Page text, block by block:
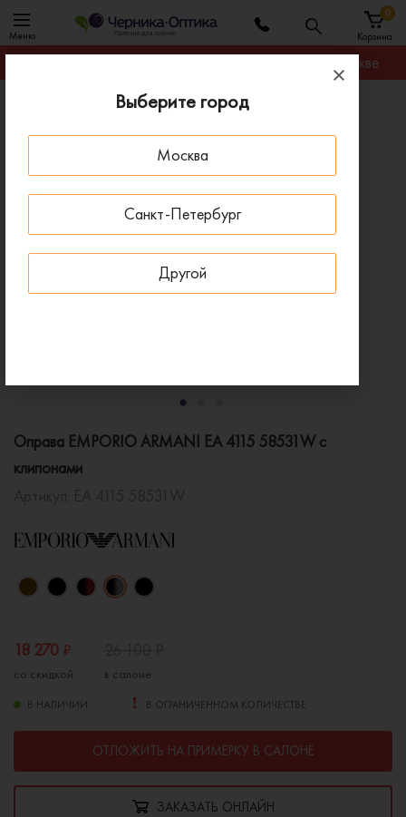
Выберите город
Москва
Санкт-Петербург
Другой
Меню Корзина
0
Гарантируем лучшую цену на любую оправу в Москве
Оправы для очков
Оправа EMPORIO ARMANI EA 4115 58531W с
Оправа EMPORIO ARMANI EA 4115 58531W с
клипонами
18 270 ₽
со скидкой в салоне
В НАЛИЧИИ В ОГРАНИЧЕННОМ КОЛИЧЕСТВЕ
ОТЛОЖИТЬ НА ПРИМЕРКУ В САЛОНЕ
ЗАКАЗАТЬ ОНЛАЙН